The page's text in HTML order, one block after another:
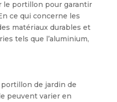
le portillon pour garantir
ce qui concerne les
matériaux durables et
tels que l’aluminium,
de jardin de
peuvent varier en